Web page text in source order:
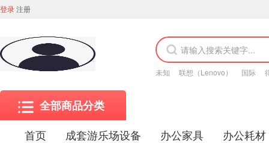
登录注册
未知 联想（Lenovo） 国际
全部商品分类
首页
成套游乐场设备 办公家具 办公耗材